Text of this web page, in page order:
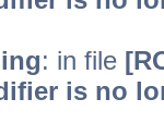
: in file
is no